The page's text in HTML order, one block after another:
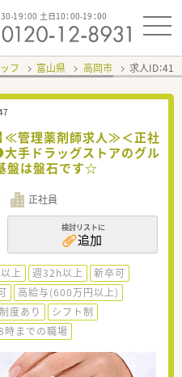
19：00 土日10：00-19：00
フ 富山県 高岡市 求人ID：
≪管理薬剤師求人≫＜正社
手ドラッグストアのグル
盤は盤石です☆
正社員
検討リストに
追加
上 週32h以上
新卒可
高給与(600万円以上)
度あり
シフト制
時までの職場